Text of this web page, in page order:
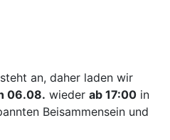
an, daher laden wir
06.08. wieder ab 17:00 in
Beisammensein und